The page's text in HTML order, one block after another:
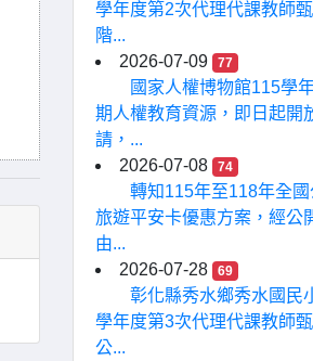
學年度第2次代理代課教師
階...
2026-07-09
77
國家人權博物館115學
期人權教育資源，即日起開
請，...
2026-07-08
74
轉知115年至118年全
旅遊平安卡優惠方案，經公
由...
2026-07-28
69
彰化縣秀水鄉秀水國民
學年度第3次代理代課教師
公...